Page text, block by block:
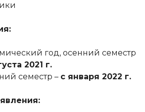
год, осенний семестр
2021 г.
семестр – с января 2022 г.
заявления: